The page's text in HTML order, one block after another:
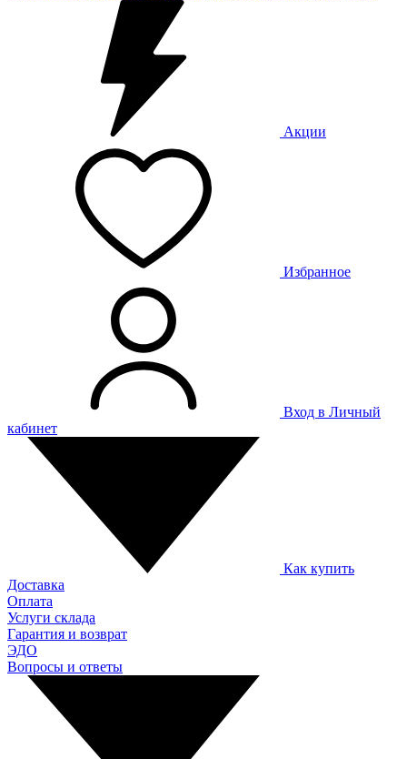
Акции
Избранное
Вход в Личный
кабинет
Как купить
Доставка
Оплата
Услуги склада
Гарантия и возврат
ЭДО
Вопросы и ответы